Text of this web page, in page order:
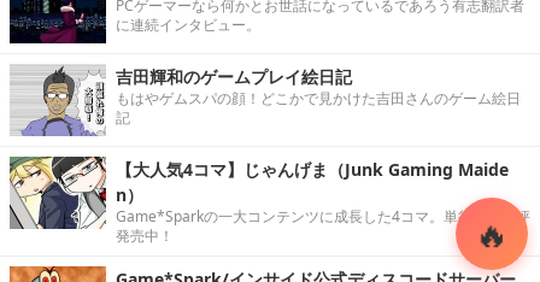
PCゲーマーなら何かとお世話になっているであろう有志翻訳者
に連続インタビュー。
吉田輝和のゲームプレイ絵日記
もはやゲムスパの顔！どこかで見かけた吉田さんのゲーム絵日
記
【大人気4コマ】じゃんげま（Junk Gaming Maide
n）
Game*Sparkの一大コンテンツに成長した4コマ。単行本も好評
発売中！